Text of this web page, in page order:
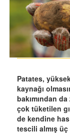
Patates,
kaynağı
bakımından
çok tüketilen
de kendine
tescili almış